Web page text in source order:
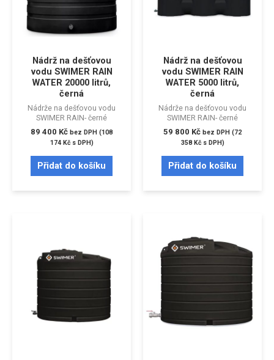
Nádrž na dešťovou
vodu SWIMER RAIN
WATER 20000 litrů,
černá
Nádrže na dešťovou vodu
SWIMER RAIN- černé
89 400 Kč bez DPH (108
174 Kčs DPH)
Přidat do košíku
Nádrž na dešťovou
vodu SWIMER RAIN
WATER 5000 litrů,
černá
Nádrže na dešťovou vodu
SWIMER RAIN- černé
59 800 Kč bez DPH (72
358 Kčs DPH)
Přidat do košíku